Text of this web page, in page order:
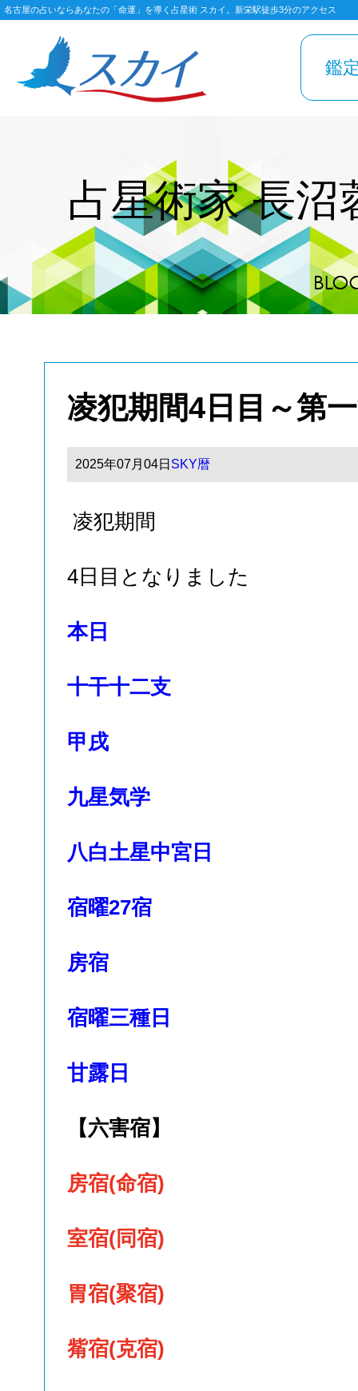
名古屋の占いならあなたの「命運」を導く占星術 スカイ。新栄駅徒歩3分のアクセス
鑑
占星術家 長沼
凌犯期間4日目～第
2025年07月04日 SKY暦
凌犯期間
4日目となりました
本日
十干十二支
甲戌
九星気学
八白土星中宮日
宿曜27宿
房宿
宿曜三種日
甘露日
【六害宿】
房宿(命宿)
室宿(同宿)
胃宿(聚宿)
觜宿(克宿)